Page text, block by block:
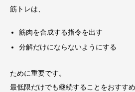
筋トレは、
筋肉を合成する指令を出す
分解だけにならないようにする
ために重要です。
最低限だけでも継続することをおすすめ